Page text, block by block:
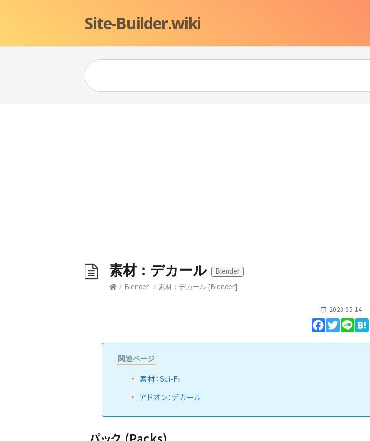
Site-Builder.wiki
素材：デカール
Blender
/ Blender / 素材：デカール [Blender]
2023-05-14
Facebook
Twitter
Line
関連ページ
素材：Sci-Fi
アドオン：デカール